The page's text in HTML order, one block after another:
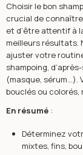
Choisir le bon
crucial de
et d’être attentif à
meilleurs résultats.
ajuster votre
shampoing,
(masque, sérum…).
bouclés ou
En résumé:
Déterminez
mixtes, fins,